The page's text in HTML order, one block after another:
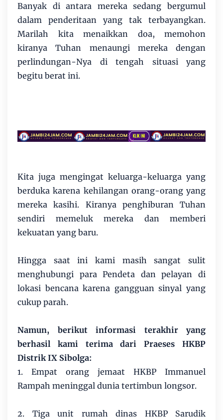
Banyak di antara mereka sedang bergumul
dalam penderitaan yang tak terbayangkan.
Marilah kita menaikkan doa, memohon
kiranya Tuhan menaungi mereka dengan
perlindungan-Nya di tengah situasi yang
begitu berat ini.
Kita juga mengingat keluarga-keluarga yang
berduka karena kehilangan orang-orang yang
mereka kasihi. Kiranya penghiburan Tuhan
sendiri memeluk mereka dan memberi
kekuatan yang baru.
Hingga saat ini kami masih sangat sulit
menghubungi para Pendeta dan pelayan di
lokasi bencana karena gangguan sinyal yang
cukup parah.
Namun, berikut informasi terakhir yang
berhasil kami terima dari Praeses HKBP
Distrik IX Sibolga:
1. Empat orang jemaat HKBP Immanuel
Rampah meninggal dunia tertimbun longsor.
2. Tiga unit rumah dinas HKBP Sarudik